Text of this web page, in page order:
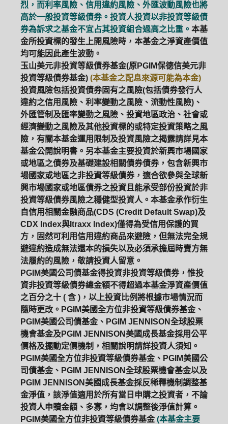
PGIM系列基金 168循環投資
定期(不)定額 高成長基金 月配息
烈，而利率風險、信用違約風險、外匯波動風險也將
高於一般投資等級債券。投資人投資以非投資等級債
券為訴求之基金不宜占其投資組合過高之比重。 本基
金所投資標的發生上開風險時，本基金之淨資產價值
均可能因此產生波動。
玉山美元非投資等級債券基金(原PGIM保德信美元非
投資等級債券基金) (本基金之配息來源可能為本金)
投資風險包括投資債券固有之風險(包括債券發行人
違約之信用風險、利率變動之風險、流動性風險)、
外匯管制及匯率變動之風險、投資地區政治、社會或
經濟變動之風險及其他投資標的或特定投資策略之風
險，有關本基金運用限制及投資風險之揭露請詳見本
基金公開說明書。另本基金主要投資於新興市場國家
或地區之債券及基礎建設相關債券債券，包含新興市
場國家或地區之非投資等級債券，適合欲參與全球新
興市場國家或地區債券之投資且能承受部份投資於非
投資等級債券風險之穩健型投資人。本基金承作衍生
自信用相關金融商品(CDS (Credit Default Swap)及
CDX Index與Itraxx Index)僅得為受信用保護的買
方，固然可利用信用違約商品來避險，但無法完全規
避違約造成無法還本的損失以及必須承擔屆時賣方無
法履約的風險，敬請投資人留意。
PGIM美國公司債基金得投資非投資等級債券，惟投
資非投資等級債券總金額不得超過本基金淨資產價值
之百分之十 ( 含 )，以上投資比例將根據市場情況而
隨時更改。PGIM美國全方位非投資等級債券基金、
PGIM美國公司債基金、PGIM JENNISON全球股票
機會基金及PGIM JENNISON美國成長基金採用公平
價格及擺動定價機制，相關說明請詳投資人須知。
PGIM美國全方位非投資等級債券基金、PGIM美國公
司債基金、PGIM JENNISON全球股票機會基金以及
PGIM JENNISON美國成長基金採反稀釋機制調整基
金淨值，該淨值適用於所有當日申購之投資者，不論
投資人申贖金額、多寡，均會以調整後淨值計算。
PGIM美國全方位非投資等級債券基金 (本基金主要